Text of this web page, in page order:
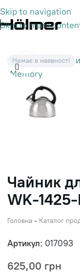
Skip to navigation
Skip to main
Немає в наявності
Click to
Чайник
WK-
Головна - Каталог
Артикул: 017093
625,00 грн